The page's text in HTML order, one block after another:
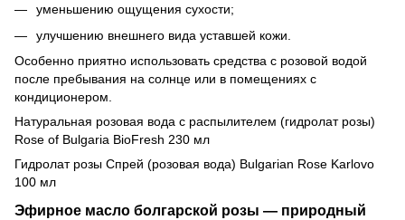
уменьшению ощущения сухости;
улучшению внешнего вида уставшей кожи.
Особенно приятно использовать средства с розовой водой
после пребывания на солнце или в помещениях с
кондиционером.
Натуральная розовая вода с распылителем (гидролат розы)
Rose of Bulgaria BioFresh 230 мл
Гидролат розы Спрей (розовая вода) Bulgarian Rose Karlovo
100 мл
Эфирное масло болгарской розы — природный